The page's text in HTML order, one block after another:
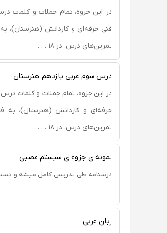
در این جزوه، تمام جملات و کلمات
فنی حرفه‌ای و کاردانش (هنرستان)،
تمرین‌های درس، در ۱۸ . . .
درس سوم عربی یازدهم هنرستان
در این جزوه، تمام جملات و کلمات
حرفه‌ای و کاردانش (هنرستان)، به
تمرین‌های درس، در ۱۸ . . .
نمونه ی جزوه ی سیستم عصبی
درسنامه طی تدریس کامل میشه و
زبان عربى